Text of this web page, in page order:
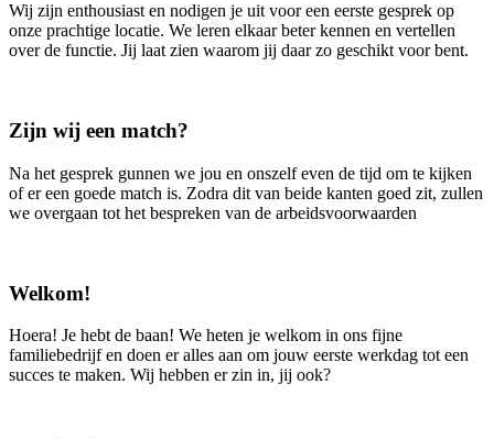
Wij zijn enthousiast en nodigen je uit voor een eerste gesprek op
onze prachtige locatie. We leren elkaar beter kennen en vertellen
over de functie. Jij laat zien waarom jij daar zo geschikt voor bent.
Zijn wij een match?
Na het gesprek gunnen we jou en onszelf even de tijd om te kijken
of er een goede match is. Zodra dit van beide kanten goed zit, zullen
we overgaan tot het bespreken van de arbeidsvoorwaarden
Welkom!
Hoera! Je hebt de baan! We heten je welkom in ons fijne
familiebedrijf en doen er alles aan om jouw eerste werkdag tot een
succes te maken. Wij hebben er zin in, jij ook?